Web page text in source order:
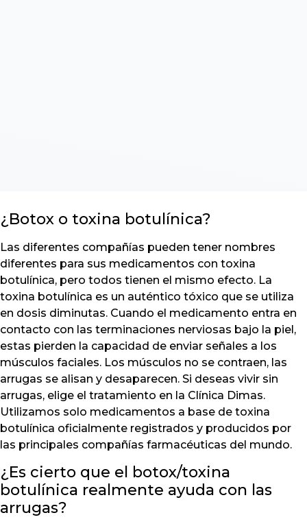
¿Botox o toxina botulínica?
Las diferentes compañías pueden tener nombres
diferentes para sus medicamentos con toxina
botulínica, pero todos tienen el mismo efecto. La
toxina botulínica es un auténtico tóxico que se utiliza
en dosis diminutas. Cuando el medicamento entra en
contacto con las terminaciones nerviosas bajo la piel,
estas pierden la capacidad de enviar señales a los
músculos faciales. Los músculos no se contraen, las
arrugas se alisan y desaparecen. Si deseas vivir sin
arrugas, elige el tratamiento en la Clínica Dimas.
Utilizamos solo medicamentos a base de toxina
botulínica oficialmente registrados y producidos por
las principales compañías farmacéuticas del mundo.
¿Es cierto que el botox/toxina
botulínica realmente ayuda con las
arrugas?